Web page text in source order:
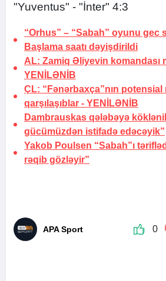
"Yuventus" - "İnter" 4:3
“Orhus” – “Sabah” oyunu gec
Başlama saatı dəyişdirildi
AL: Zamiq Əliyevin komandası
YENİLƏNİB
ÇL: “Fənərbaxça”nın potensial
qarşılaşıblar - YENİLƏNİB
Dambrauskas qələbəyə
gücümüzdən istifadə edəcəyik”
Yakob Poulsen “Sabah”ı
rəqib gözləyir”
APA Sport 0